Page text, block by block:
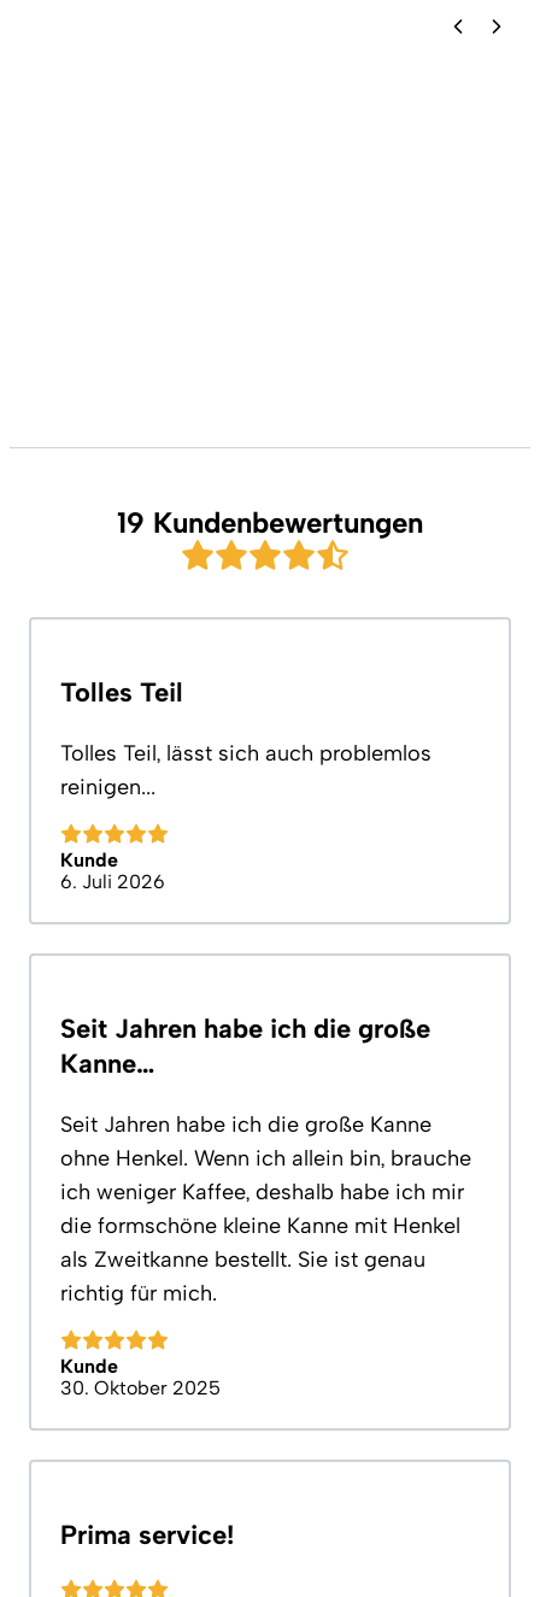
19 Kundenbewertungen
Tolles Teil
Tolles Teil, lässt sich auch problemlos
reinigen...
Kunde
6. Juli 2026
Seit Jahren habe ich die große
Kanne…
Seit Jahren habe ich die große Kanne
ohne Henkel. Wenn ich allein bin, brauche
ich weniger Kaffee, deshalb habe ich mir
die formschöne kleine Kanne mit Henkel
als Zweitkanne bestellt. Sie ist genau
richtig für mich.
Kunde
30. Oktober 2025
Prima service!